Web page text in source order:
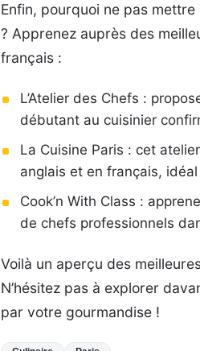
Enfin, pourquoi ne pas
? Apprenez auprès des
français :
L’Atelier des Chefs :
débutant au cuisinier
La Cuisine Paris : cet
anglais et en français,
Cook’n With Class :
de chefs professionnels
Voilà un aperçu des
N’hésitez pas à explorer
par votre gourmandise !